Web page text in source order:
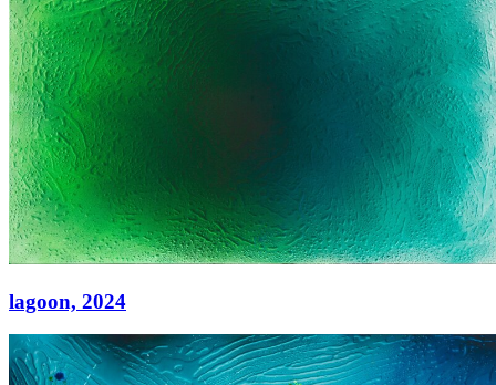
lagoon, 2024
lagoon,2024
Acryl auf Leinwand